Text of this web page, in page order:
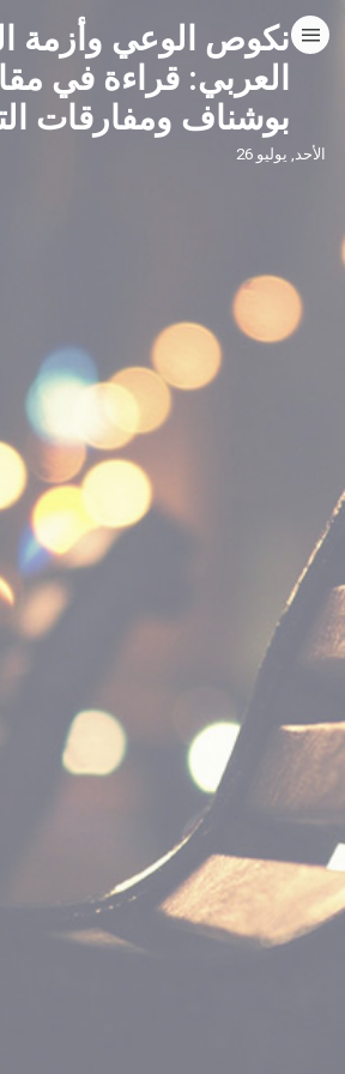
نكوص الوعي وأزمة
العربي: قراءة في
بوشناف ومفارقات
الأحد, يوليو 26
HOME
CATEGORIES
VISIT WEBSITE